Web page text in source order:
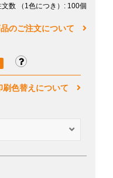
数 （1色につき） : 100個
のご注文について
刷色替えについて